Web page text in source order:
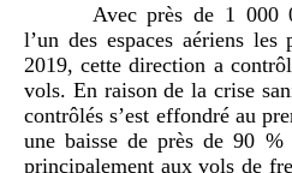
Avec près de 1 000
l’un des espaces aériens les
2019, cette direction a
vols. En raison de la crise
contrôlés s’est effondré au
une baisse de près de 90
principalement aux vols de